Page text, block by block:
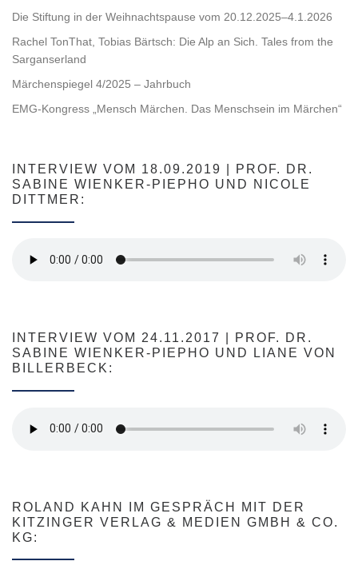
Die Stiftung in der Weihnachtspause vom 20.12.2025–4.1.2026
Rachel TonThat, Tobias Bärtsch: Die Alp an Sich. Tales from the
Sarganserland
Märchenspiegel 4/2025 – Jahrbuch
EMG-Kongress „Mensch Märchen. Das Menschsein im Märchen“
INTERVIEW VOM 18.09.2019 | PROF. DR.
SABINE WIENKER-PIEPHO UND NICOLE
DITTMER:
INTERVIEW VOM 24.11.2017 | PROF. DR.
SABINE WIENKER-PIEPHO UND LIANE VON
BILLERBECK:
ROLAND KAHN IM GESPRÄCH MIT DER
KITZINGER VERLAG & MEDIEN GMBH & CO.
KG: